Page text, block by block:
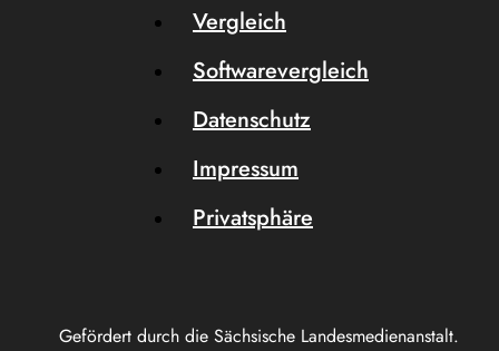
Gefördert durch die Sächsische Landesmedienanstalt.
Vergleich
Softwarevergleich
Datenschutz
Impressum
Privatsphäre